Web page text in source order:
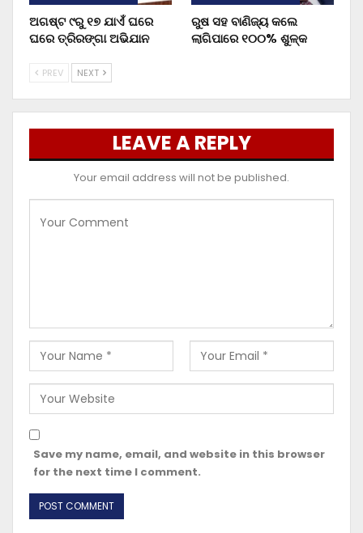
ଅଗଷ୍ଟ ୯ରୁ ୧୭ ଯାଏଁ ଘରେ
ଘରେ ତ୍ରିରଙ୍ଗା ଅଭିଯାନ
ରୁଷ ସହ ବାଣିଜ୍ୟ କଲେ
ଲାଗିପାରେ ୧୦୦% ଶୁଳ୍କ
PREV NEXT
LEAVE A REPLY
Your email address will not be published.
Save my name, email, and website in this browser
for the next time I comment.